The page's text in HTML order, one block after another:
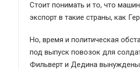
Стоит понимать и то, что
экспорт в такие страны, как
Но, время и политическая
под выпуск повозок для
Фильверт и Дедина вынуждены